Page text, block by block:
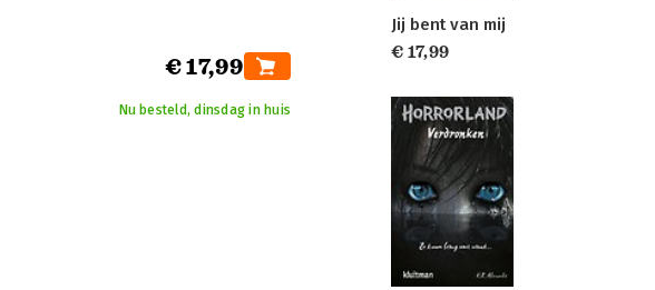
€ 17,99
Nu besteld, dinsdag in huis
Jij bent van mij
€ 17,99